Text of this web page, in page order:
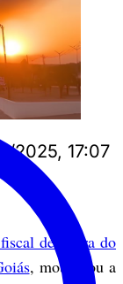
2025, 17:07
de Barra do
, mobilizou a